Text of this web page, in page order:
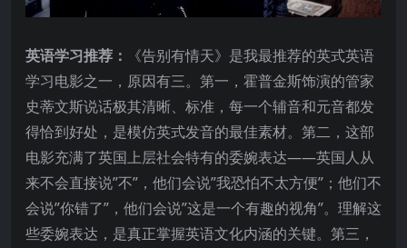
英语学习推荐：
《告别有情天》是我最推荐的英式英语
学习电影之一，原因有三。第一，霍普金斯饰演的管家
史蒂文斯说话极其清晰、标准，每一个辅音和元音都发
得恰到好处，是模仿英式发音的最佳素材。第二，这部
电影充满了英国上层社会特有的委婉表达——英国人从
来不会直接说”不”，他们会说”我恐怕不太方便”；他们不
会说”你错了”，他们会说”这是一个有趣的视角”。理解这
些委婉表达，是真正掌握英语文化内涵的关键。第三，